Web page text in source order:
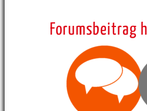
Forumsbeitrag